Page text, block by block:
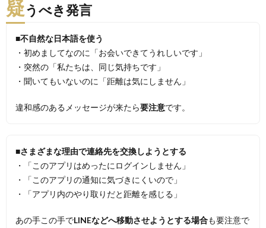
疑うべき発言
■不自然な日本語を使う
・初めましてなのに「お会いできてうれしいです」
・突然の「私たちは、同じ気持ちです」
・聞いてもいないのに「距離は気にしません」
違和感のあるメッセージが来たら要注意です。
■さまざまな理由で連絡先を交換しようとする
・「このアプリはめったにログインしません」
・「このアプリの通知に気づきにくいので」
・「アプリ内のやり取りだと距離を感じる」
あの手この手でLINEなどへ移動させようとする場合も要注意で